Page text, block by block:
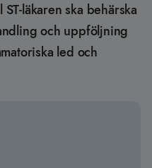
läkaren ska behärska
och uppföljning
led och